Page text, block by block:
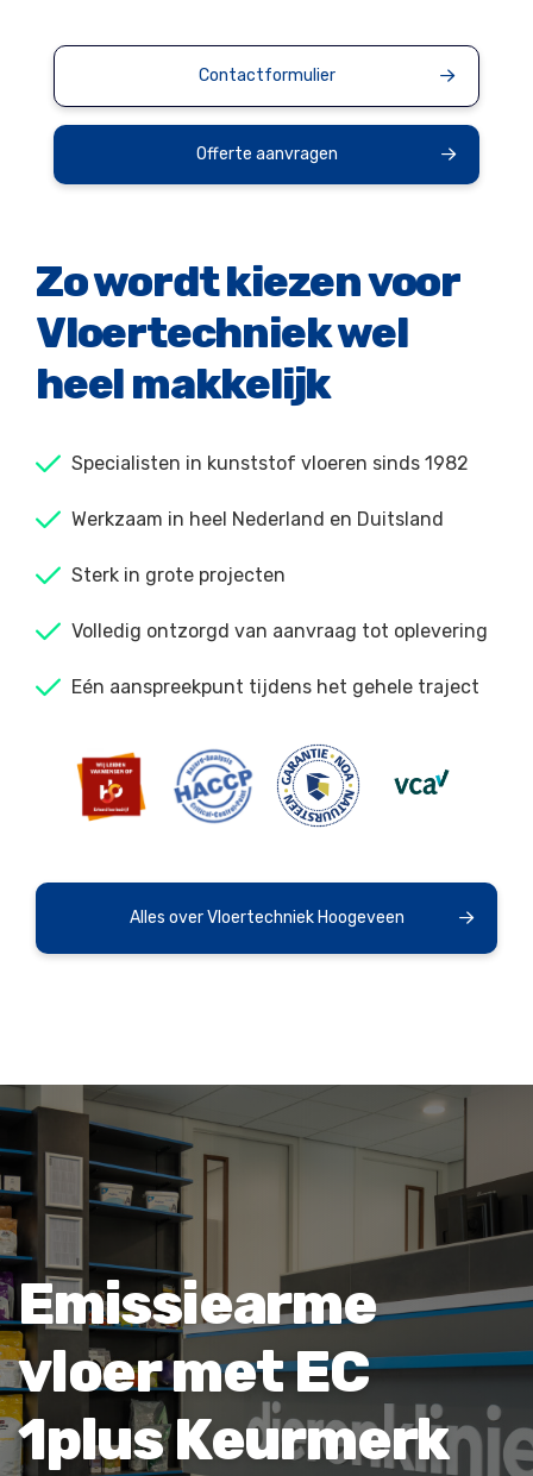
Contactformulier
Offerte aanvragen
Zo wordt kiezen voor
Vloertechniek wel
heel makkelijk
Specialisten in kunststof vloeren sinds 1982
Werkzaam in heel Nederland en Duitsland
Sterk in grote projecten
Volledig ontzorgd van aanvraag tot oplevering
Eén aanspreekpunt tijdens het gehele traject
Alles over Vloertechniek Hoogeveen
Emissiearme
vloer met EC
1plus Keurmerk